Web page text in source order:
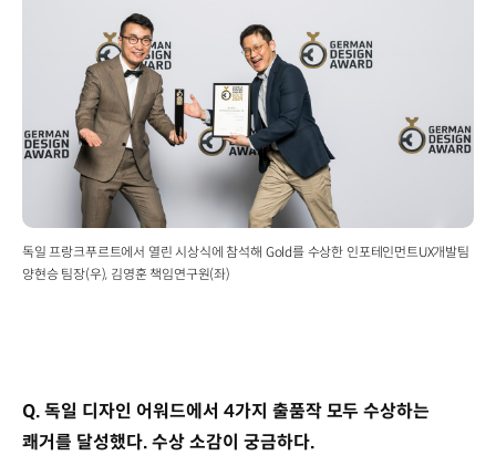
독일 프랑크푸르트에서 열린 시상식에 참석해 Gold를 수상한 인포테인먼트UX개발팀
양현승 팀장(우), 김영훈 책임연구원(좌)
Q. 독일 디자인 어워드에서 4가지 출품작 모두 수상하는
쾌거를 달성했다. 수상 소감이 궁금하다.